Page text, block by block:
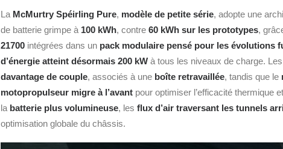
La McMurtry Spéirling Pure, modèle de petite série, adopte une
de batterie grimpe à 100 kWh, contre 60 kWh sur les prototypes,
21700 intégrées dans un pack modulaire pensé pour les évolutions
d’énergie atteint désormais 200 kW à tous les niveaux de charge. Les
davantage de couple, associés à une boîte retravaillée, tandis que le
motopropulseur migre à l’avant pour optimiser l’efficacité thermique
la batterie plus volumineuse, les flux d’air traversant les tunnels
optimisation globale du châssis.